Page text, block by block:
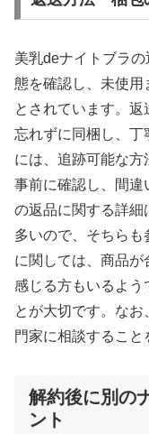
美乳deナイトブラ
態を確認し、未使用
とされています。
忘れずに同梱し、丁
には、追跡可能な方
事前に確認し、間違
の返品に関する詳細
多いので、そちら
に関しては、商品が
感じる方もいるよう
とが大切です。な
門家に相談すること
解約後に別の
ント